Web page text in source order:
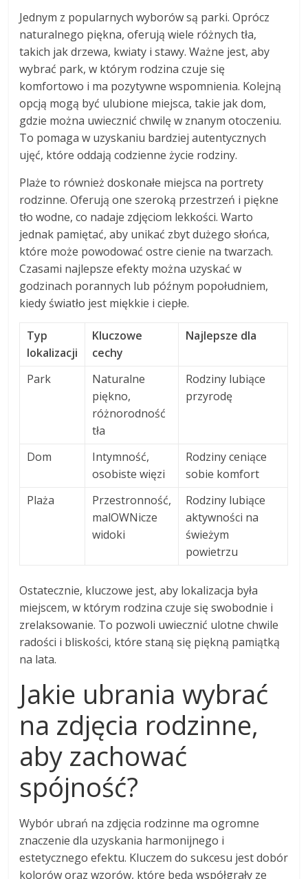
Jednym z popularnych wyborów są parki. Oprócz
naturalnego piękna, oferują wiele różnych tła,
takich jak drzewa, kwiaty i stawy. Ważne jest, aby
wybrać park, w którym rodzina czuje się
komfortowo i ma pozytywne wspomnienia. Kolejną
opcją mogą być ulubione miejsca, takie jak dom,
gdzie można uwiecznić chwilę w znanym otoczeniu.
To pomaga w uzyskaniu bardziej autentycznych
ujęć, które oddają codzienne życie rodziny.
Plaże to również doskonałe miejsca na portrety
rodzinne. Oferują one szeroką przestrzeń i piękne
tło wodne, co nadaje zdjęciom lekkości. Warto
jednak pamiętać, aby unikać zbyt dużego słońca,
które może powodować ostre cienie na twarzach.
Czasami najlepsze efekty można uzyskać w
godzinach porannych lub późnym popołudniem,
kiedy światło jest miękkie i ciepłe.
Typ
lokalizacji
Kluczowe
cechy
Najlepsze dla
Park
Naturalne
piękno,
różnorodność
tła
Rodziny lubiące
przyrodę
Dom
Intymność,
osobiste więzi
Rodziny ceniące
sobie komfort
Plaża
Przestronność,
malOWNicze
widoki
Rodziny lubiące
aktywności na
świeżym
powietrzu
Ostatecznie, kluczowe jest, aby lokalizacja była
miejscem, w którym rodzina czuje się swobodnie i
zrelaksowanie. To pozwoli uwiecznić ulotne chwile
radości i bliskości, które staną się piękną pamiątką
na lata.
Jakie ubrania wybrać
na zdjęcia rodzinne,
aby zachować
spójność?
Wybór ubrań na zdjęcia rodzinne ma ogromne
znaczenie dla uzyskania harmonijnego i
estetycznego efektu. Kluczem do sukcesu jest dobór
kolorów oraz wzorów, które będą współgrały ze